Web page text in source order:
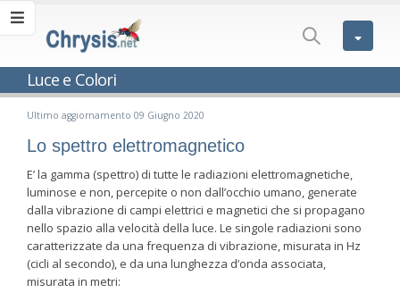
Luce e Colori
Ultimo aggiornamento 09 Giugno 2020
Lo spettro elettromagnetico
E’ la gamma (spettro) di tutte le radiazioni elettromagnetiche,
luminose e non, percepite o non dall’occhio umano, generate
dalla vibrazione di campi elettrici e magnetici che si propagano
nello spazio alla velocità della luce. Le singole radiazioni sono
caratterizzate da una frequenza di vibrazione, misurata in Hz
(cicli al secondo), e da una lunghezza d’onda associata,
misurata in metri: